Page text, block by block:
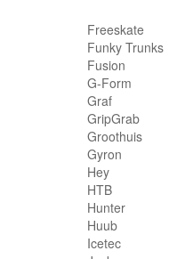
Freeskate
Funky Trunks
Fusion
G-Form
Graf
GripGrab
Groothuis
Gyron
Hey
HTB
Hunter
Huub
Icetec